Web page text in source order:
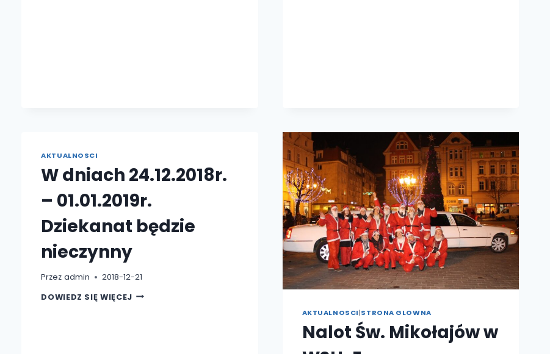
AKTUALNOSCI
W dniach 24.12.2018r.
– 01.01.2019r.
Dziekanat będzie
nieczynny
Przez admin
2018-12-21
DOWIEDZ SIĘ WIĘCEJW
AKTUALNOSCI|STRONA GLOWNA
Nalot Św. Mikołajów w